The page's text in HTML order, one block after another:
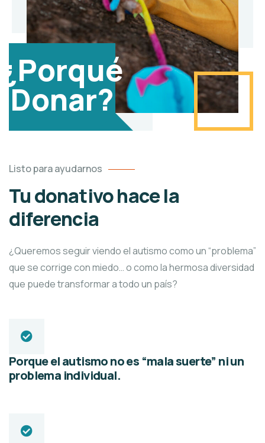
¿Porqué
Donar?
Listo para ayudarnos
Tu donativo hace la
diferencia
¿Queremos seguir viendo el autismo como un “problema”
que se corrige con miedo… o como la hermosa diversidad
que puede transformar a todo un país?
Porque el autismo no es “mala suerte” ni un
problema individual.